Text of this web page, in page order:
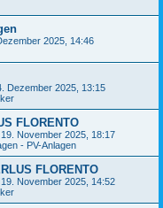
2025, 14:46
Dezember 2025, 13:15
FLORENTO
November 2025, 18:17
- PV-Anlagen
FLORENTO
November 2025, 14:52